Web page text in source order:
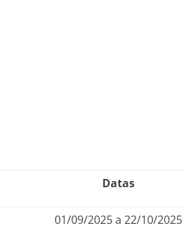
Datas
01/09/2025 a 22/10/2025